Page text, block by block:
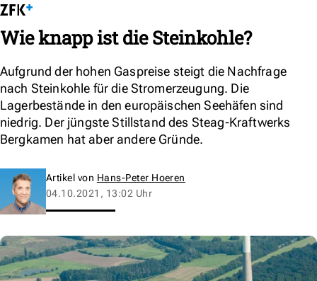
Wie knapp ist die Steinkohle?
Aufgrund der hohen Gaspreise steigt die Nachfrage
nach Steinkohle für die Stromerzeugung. Die
Lagerbestände in den europäischen Seehäfen sind
niedrig. Der jüngste Stillstand des Steag-Kraftwerks
Bergkamen hat aber andere Gründe.
Artikel von Hans-Peter Hoeren
04.10.2021, 13:02 Uhr